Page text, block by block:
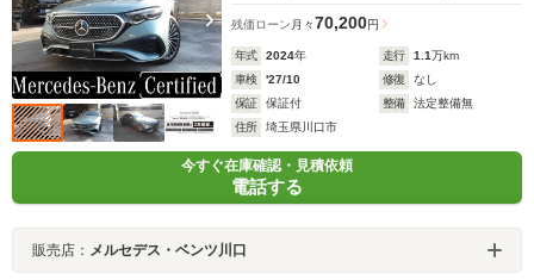
残価ローン 月々70,200円
年式 2024年 走行 1.1万km
車検
'27/10 修復
なし
保証
保証付 整備
法定整備無
住所
埼玉県川口市
今すぐ在庫確認・見積依頼
電話する
販売店： メルセデス・ベンツ川口